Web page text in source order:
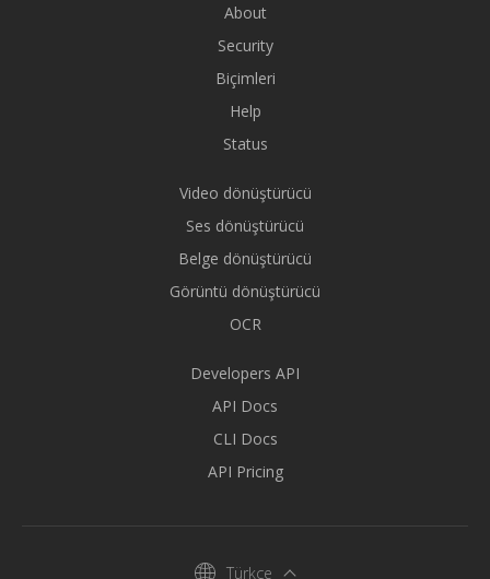
About
Security
Biçimleri
Help
Status
Video dönüştürücü
Ses dönüştürücü
Belge dönüştürücü
Görüntü dönüştürücü
OCR
Developers API
API Docs
CLI Docs
API Pricing
Türkçe